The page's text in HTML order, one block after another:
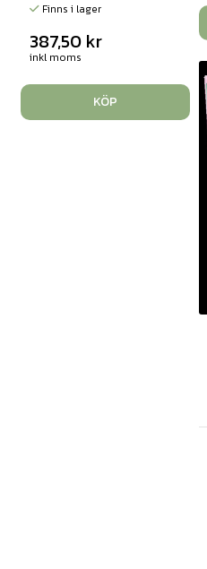
Finns i lager
387,50 kr
inkl moms
KÖP